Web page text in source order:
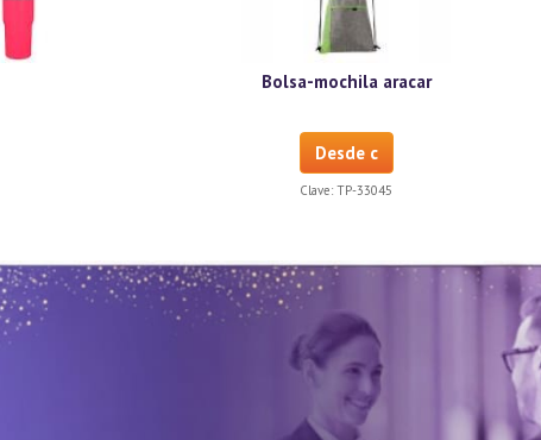
Bolsa-mochila aracar
Desde c
Clave:TP-33045